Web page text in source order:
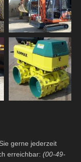
gerne jederzeit
erreichbar: (00-49-